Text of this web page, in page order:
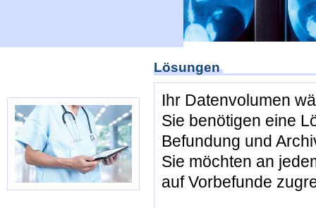
Lösungen
Ihr Datenvolumen
Sie benötigen eine
Befundung und
Sie möchten an
auf Vorbefunde